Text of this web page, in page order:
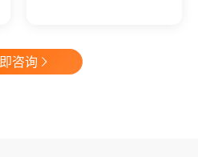
咨询